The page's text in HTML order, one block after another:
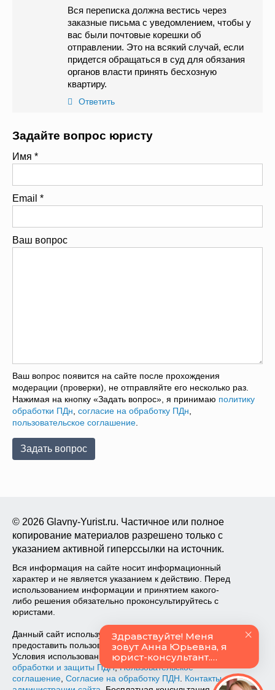
Вся переписка должна вестись через
заказные письма с уведомлением, чтобы у
вас были почтовые корешки об
отправлении. Это на всякий случай, если
придется обращаться в суд для обязания
органов власти принять бесхозную
квартиру.
Ответить
Задайте вопрос юристу
Имя *
Email *
Ваш вопрос
Ваш вопрос появится на сайте после прохождения
модерации (проверки), не отправляйте его несколько раз.
Нажимая на кнопку «Задать вопрос», я принимаю политику
обработки ПДн согласие на обработку ПДн
пользовательское соглашение
© 2026 Glavny-Yurist.ru. Частичное или полное
копирование материалов разрешено только с
указанием активной гиперссылки на источник.
Вся информация на сайте носит информационный
характер и не является указанием к действию. Перед
использованием информации и принятием какого-
либо решения обязательно проконсультируйтесь с
юристами.
Данный сайт использует файлы cookie, чтобы
предоставить пользователям больше возможностей.
Условия использования читайте тут:Политика
обработки и защиты ПДН,Пользовательское
соглашение Согласие на обработку ПДН
Контакты